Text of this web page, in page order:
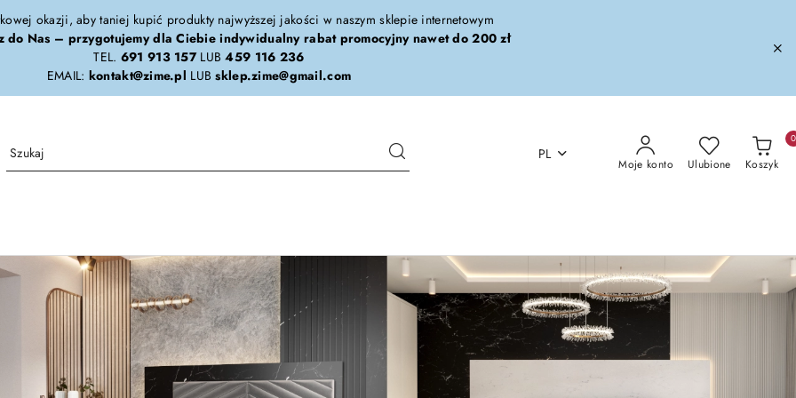
okazji, aby taniej kupić produkty najwyższej jakości w naszym sklepie internetowym
do Nas – przygotujemy dla Ciebie indywidualny rabat promocyjny nawet do 200 zł
TEL. 691 913 157LUB459 116 236
EMAIL: kontakt@zime.pl LUBsklep.zime@gmail.com
PL
Moje konto Ulubione Koszyk
0